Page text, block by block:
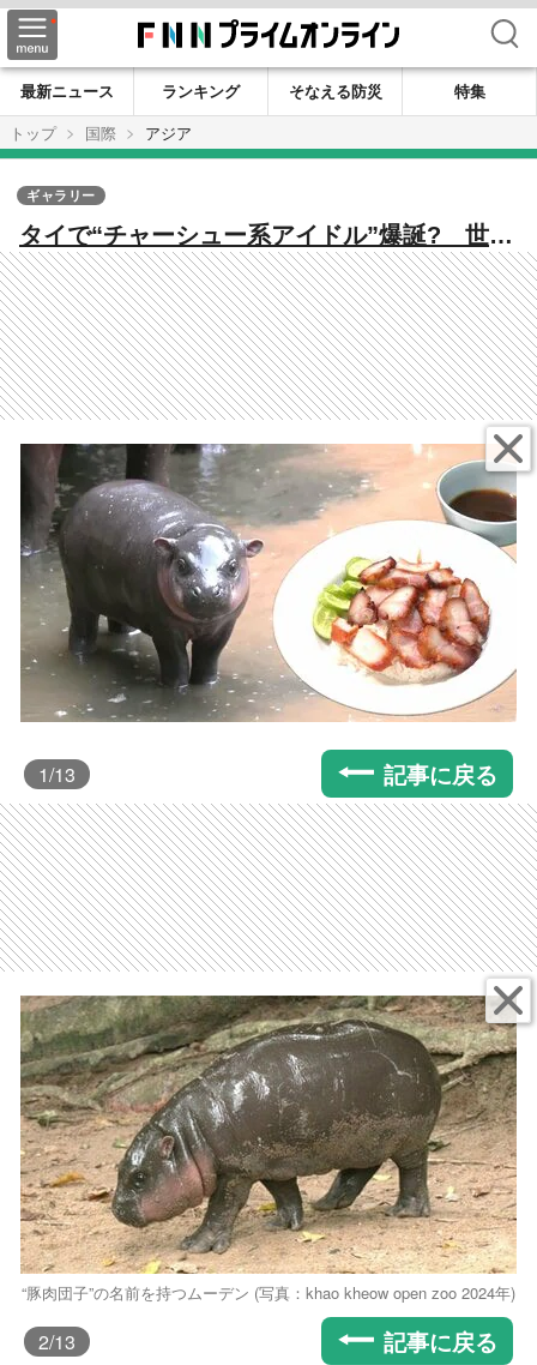
検索
最新ニュース ランキング そなえる防災
特集
トップ
国際 アジア
タイで“チャーシュー系アイドル”爆誕? 世界
を沸かせたコビトカバ「ムーデン」の姪「ム
ーデーン」がかわいすぎた!
ギャラリー
1/13 記事に戻る
“豚肉団子”の名前を持つムーデン (写真：khao kheow open zoo 2024年)
2/13 記事に戻る